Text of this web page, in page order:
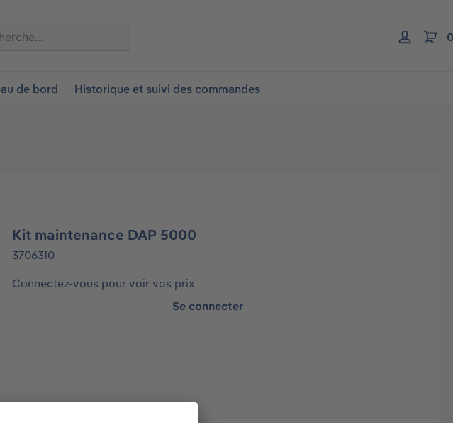
de bord Historique et suivi des commandes
Kit maintenance DAP 5000
3706310
Connectez-vous pour voir vos prix
Se connecter